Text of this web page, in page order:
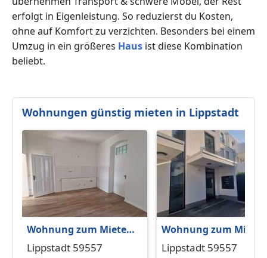
erfolgt in Eigenleistung. So reduzierst du Kosten,
ohne auf Komfort zu verzichten. Besonders bei einem
Umzug in ein größeres Haus ist diese Kombination
beliebt.
Wohnungen günstig mieten in Lippstadt
Wohnung zum Mieten
in Lippstadt 480 € 58.43
Lippstadt 59557
Wohnung zum Mieten
in Lippstadt 548 €
Lippstadt 59557